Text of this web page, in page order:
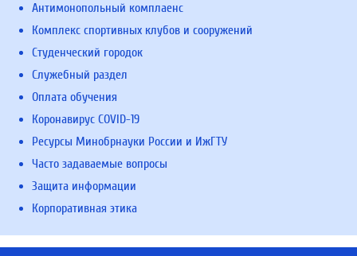
Антимонопольный комплаенс
Комплекс спортивных клубов и сооружений
Студенческий городок
Служебный раздел
Оплата обучения
Коронавирус COVID-19
Ресурсы Минобрнауки России и ИжГТУ
Часто задаваемые вопросы
Защита информации
Корпоративная этика